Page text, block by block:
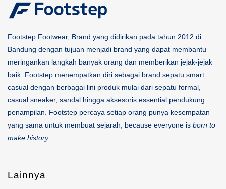
Footstep Footwear, Brand yang didirikan pada tahun 2012 di
Bandung dengan tujuan menjadi brand yang dapat membantu
meringankan langkah banyak orang dan memberikan jejak-jejak
baik. Footstep menempatkan diri sebagai brand sepatu smart
casual dengan berbagai lini produk mulai dari sepatu formal,
casual sneaker, sandal hingga aksesoris essential pendukung
penampilan. Footstep percaya setiap orang punya kesempatan
yang sama untuk membuat sejarah, because everyone is born to
make history.
Lainnya